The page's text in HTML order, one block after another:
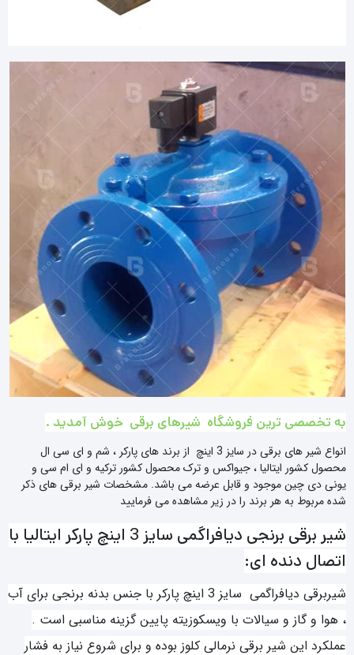
به تخصصی ترین فروشگاه شیرهای برقی خوش آمدید .
انواع شیر های برقی در سایز 3 اینچ از برند های پارکر ، شم و ای سی ال
محصول کشور ایتالیا ، جیواکس و ترک محصول کشور ترکیه و ای ام سی و
یونی دی چین موجود و قابل عرضه می باشد. مشخصات شیر برقی های ذکر
شده مربوط به هر برند را در زیر مشاهده می فرمایید
شیر برقی برنجی دیافراگمی سایز 3 اینچ پارکر ایتالیا با
اتصال دنده ای:
شیربرقی دیافراگمی سایز 3 اینچ پارکر با جنس بدنه برنجی برای آب
، هوا و گاز و سیالات با ویسکوزیته پایین گزینه مناسبی است .
عملکرد این شیر برقی نرمالی کلوز بوده و برای شروع نیاز به فشار